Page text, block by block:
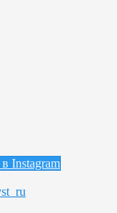
Instagram